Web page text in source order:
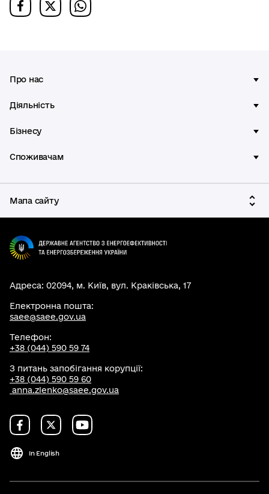
Про нас
Діяльність
Бізнесу
Споживачам
Мапа сайту
Адреса: 02094, м. Київ, вул. Краківська, 17
Електронна пошта:
saee@saee.gov.ua
Телефон:
+38 (044) 590 59 74
З питань запобігання корупції:
+38 (044) 590 59 60
anna.zlenko@saee.gov.ua
In English